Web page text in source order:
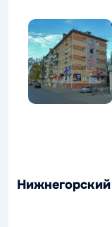
Нижнегорский